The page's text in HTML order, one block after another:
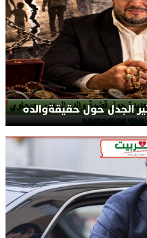
الجدل حول حقيقةوالده